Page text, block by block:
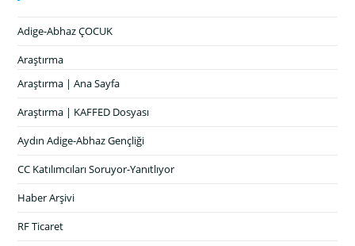
Adige-Abhaz ÇOCUK
Araştırma
Araştırma | Ana Sayfa
Araştırma | KAFFED Dosyası
Aydın Adige-Abhaz Gençliği
CC Katılımcıları Soruyor-Yanıtlıyor
Haber Arşivi
RF Ticaret